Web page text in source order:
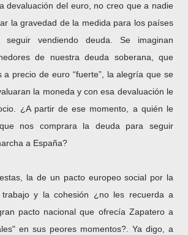
devaluación del euro, no creo que a nadie
la gravedad de la medida para los países
seguir vendiendo deuda. Se imaginan
de nuestra deuda soberana, que
a precio de euro “fuerte”, la alegría que se
la moneda y con esa devaluación le
¿A partir de ese momento, a quién le
nos comprara la deuda para seguir
a España?
la de un pacto europeo social por la
trabajo y la cohesión ¿no les recuerda a
pacto nacional que ofrecía Zapatero a
en sus peores momentos?. Ya digo, a